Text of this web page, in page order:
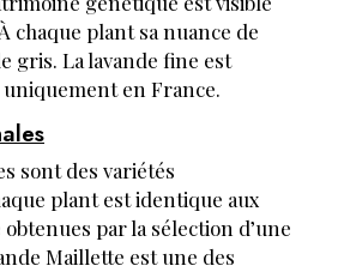
chaque plant sa nuance de
gris. La lavande fine est
en France.
sont des variétés
plant est identique aux
par la sélection d’une
Maillette est une des